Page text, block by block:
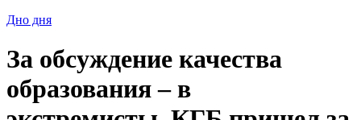
Дно дня
За обсуждение качества
образования – в